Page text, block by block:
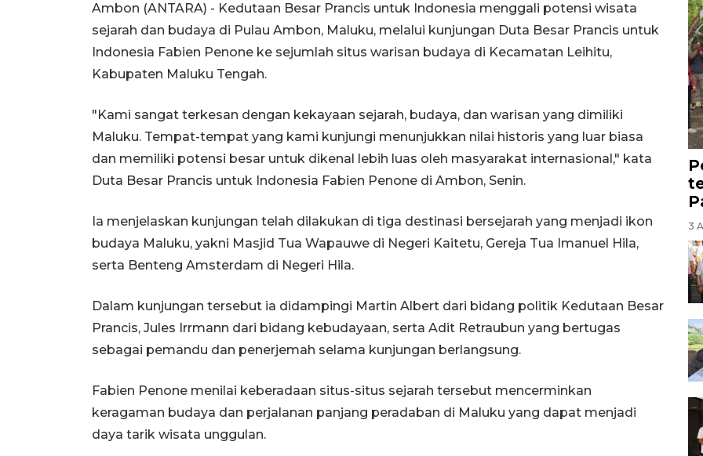
Ambon (ANTARA) - Kedutaan Besar Prancis untuk Indonesia menggali potensi wisata
sejarah dan budaya di Pulau Ambon, Maluku, melalui kunjungan Duta Besar Prancis untuk
Indonesia Fabien Penone ke sejumlah situs warisan budaya di Kecamatan Leihitu,
Kabupaten Maluku Tengah.
"Kami sangat terkesan dengan kekayaan sejarah, budaya, dan warisan yang dimiliki
Maluku. Tempat-tempat yang kami kunjungi menunjukkan nilai historis yang luar biasa
dan memiliki potensi besar untuk dikenal lebih luas oleh masyarakat internasional," kata
Duta Besar Prancis untuk Indonesia Fabien Penone di Ambon, Senin.
Ia menjelaskan kunjungan telah dilakukan di tiga destinasi bersejarah yang menjadi ikon
budaya Maluku, yakni Masjid Tua Wapauwe di Negeri Kaitetu, Gereja Tua Imanuel Hila,
serta Benteng Amsterdam di Negeri Hila.
Dalam kunjungan tersebut ia didampingi Martin Albert dari bidang politik Kedutaan Besar
Prancis, Jules Irrmann dari bidang kebudayaan, serta Adit Retraubun yang bertugas
sebagai pemandu dan penerjemah selama kunjungan berlangsung.
Fabien Penone menilai keberadaan situs-situs sejarah tersebut mencerminkan
keragaman budaya dan perjalanan panjang peradaban di Maluku yang dapat menjadi
daya tarik wisata unggulan.
3